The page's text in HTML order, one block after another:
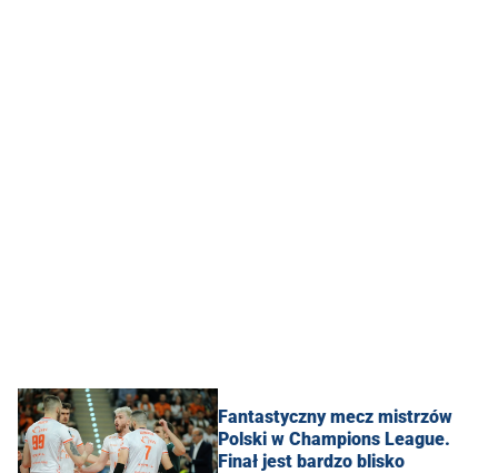
Fantastyczny mecz mistrzów
Polski w Champions League.
Finał jest bardzo blisko